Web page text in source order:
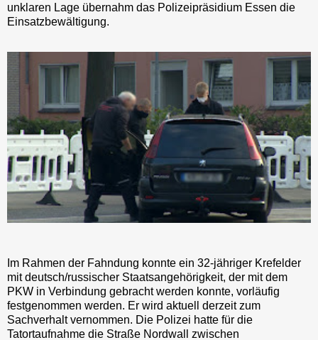
unklaren Lage übernahm das Polizeipräsidium Essen die
Einsatzbewältigung.
Im Rahmen der Fahndung konnte ein 32-jähriger Krefelder
mit deutsch/russischer Staatsangehörigkeit, der mit dem
PKW in Verbindung gebracht werden konnte, vorläufig
festgenommen werden. Er wird aktuell derzeit zum
Sachverhalt vernommen. Die Polizei hatte für die
Tatortaufnahme die Straße Nordwall zwischen